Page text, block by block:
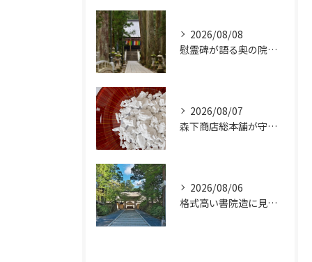
2026/08/08
慰霊碑が語る奥の院の過去：祈りと歴史の中間地点
2026/08/07
森下商店総本舗が守り続ける伝統の胡麻豆腐に使う吉野葛の純度と効能
2026/08/06
格式高い書院造に見る金剛峯寺の中世から近世への変遷